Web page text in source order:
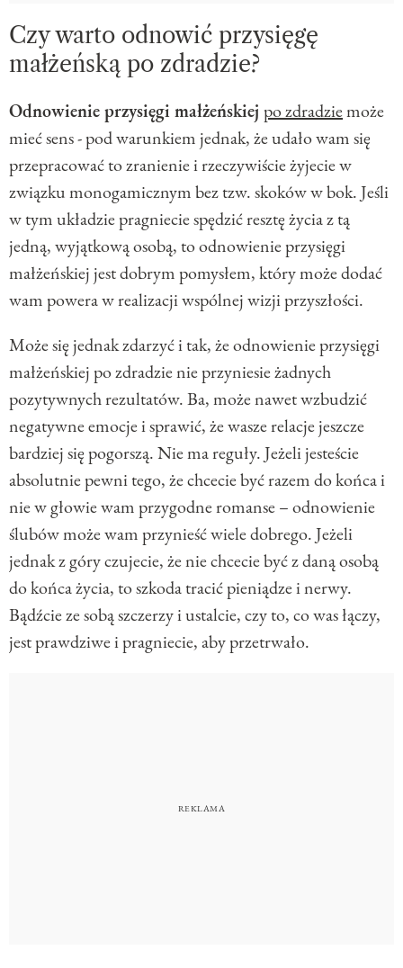
Czy warto odnowić przysięgę
małżeńską po zdradzie?
Odnowienie przysięgi małżeńskiej po zdradziemoże
mieć sens - pod warunkiem jednak, że udało wam się
przepracować to zranienie i rzeczywiście żyjecie w
związku monogamicznym bez tzw. skoków w bok. Jeśli
w tym układzie pragniecie spędzić resztę życia z tą
jedną, wyjątkową osobą, to odnowienie przysięgi
małżeńskiej jest dobrym pomysłem, który może dodać
wam powera w realizacji wspólnej wizji przyszłości.
Może się jednak zdarzyć i tak, że odnowienie przysięgi
małżeńskiej po zdradzie nie przyniesie żadnych
pozytywnych rezultatów. Ba, może nawet wzbudzić
negatywne emocje i sprawić, że wasze relacje jeszcze
bardziej się pogorszą. Nie ma reguły. Jeżeli jesteście
absolutnie pewni tego, że chcecie być razem do końca i
nie w głowie wam przygodne romanse – odnowienie
ślubów może wam przynieść wiele dobrego. Jeżeli
jednak z góry czujecie, że nie chcecie być z daną osobą
do końca życia, to szkoda tracić pieniądze i nerwy.
Bądźcie ze sobą szczerzy i ustalcie, czy to, co was łączy,
jest prawdziwe i pragniecie, aby przetrwało.